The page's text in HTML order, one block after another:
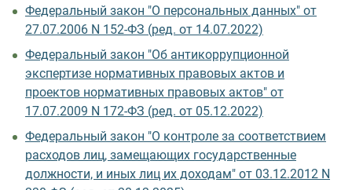
Федеральный закон "О персональных данных" от
27.07.2006 N 152-ФЗ (ред. от 14.07.2022)
Федеральный закон "Об антикоррупционной
экспертизе нормативных правовых актов и
проектов нормативных правовых актов" от
17.07.2009 N 172-ФЗ (ред. от 05.12.2022)
Федеральный закон "О контроле за соответствием
расходов лиц, замещающих государственные
должности, и иных лиц их доходам" от 03.12.2012 N